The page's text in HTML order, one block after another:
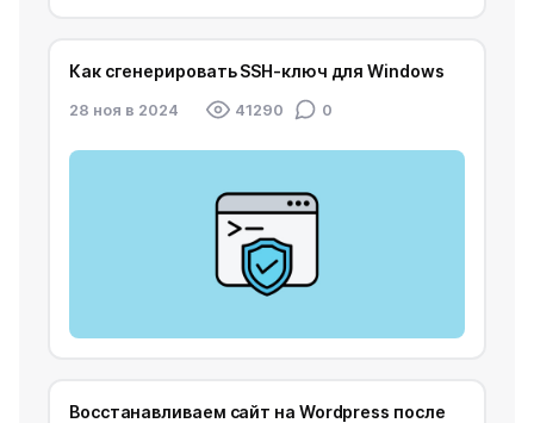
Как сгенерировать SSH-ключ для Windows
28 ноя в 2024 41290 0
Восстанавливаем сайт на Wordpress после